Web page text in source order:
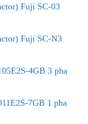
Fuji SC-03
Fuji SC-N3
4GB 3 pha
7GB 1 pha